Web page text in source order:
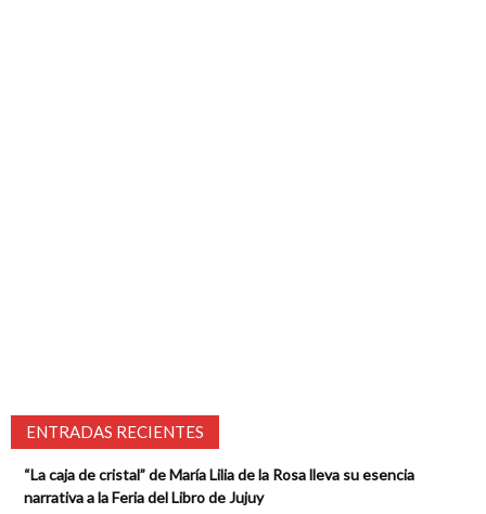
ENTRADAS RECIENTES
“La caja de cristal” de María Lilia de la Rosa lleva su esencia
narrativa a la Feria del Libro de Jujuy